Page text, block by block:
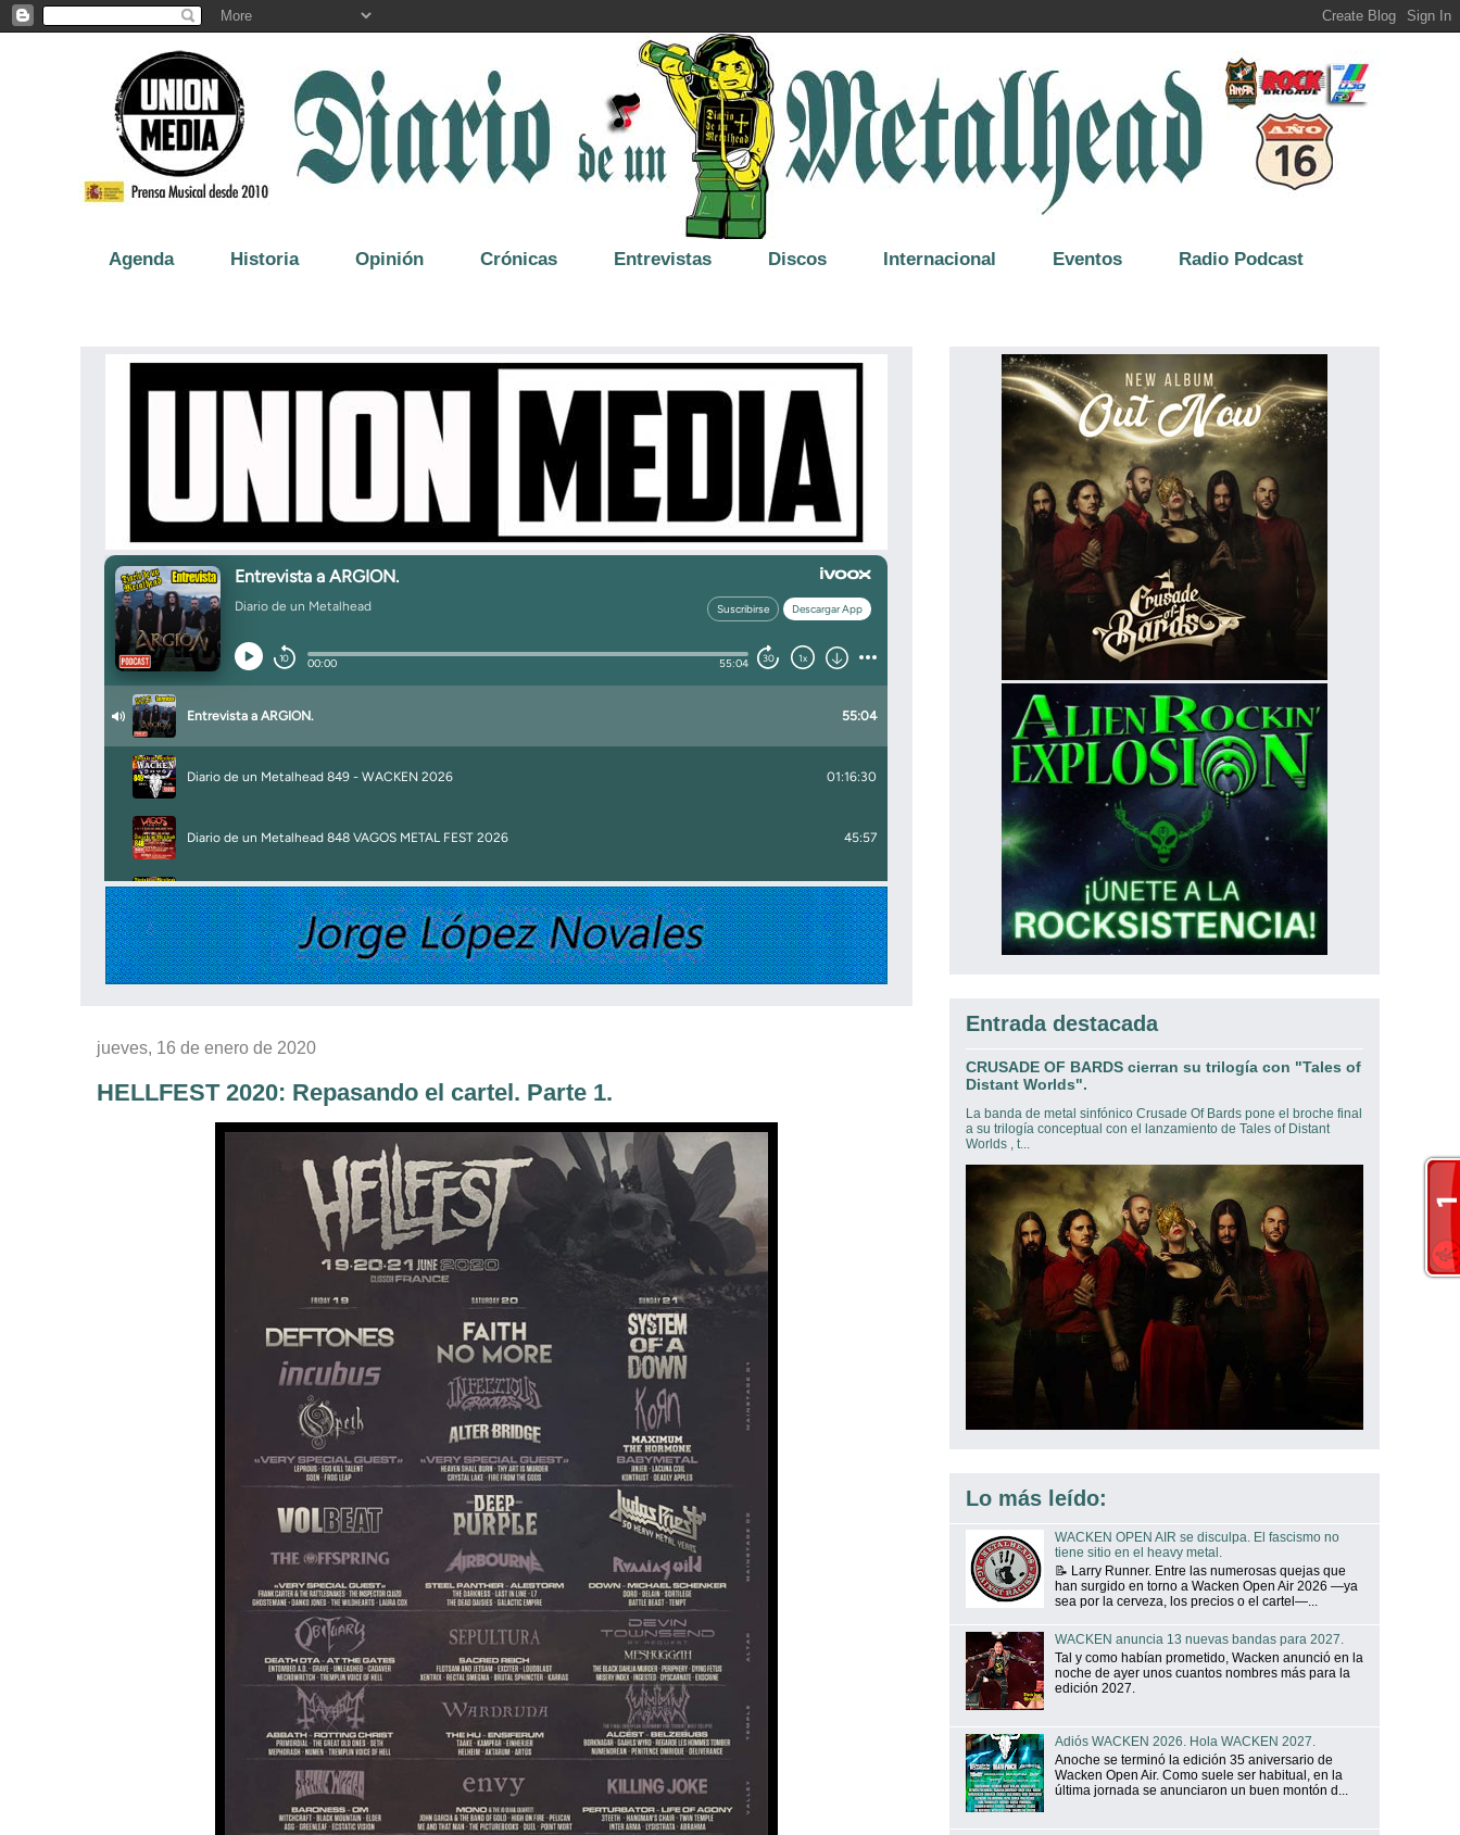
Agenda Historia Opinión Crónicas Entrevistas Discos Internacional Eventos Radio Podcast
jueves, 16 de enero de 2020
HELLFEST 2020: Repasando el cartel. Parte 1.
Entrada destacada
CRUSADE OF BARDS cierran su trilogía con "Tales of
Distant Worlds".
La banda de metal sinfónico Crusade Of Bards pone el broche final
a su trilogía conceptual con el lanzamiento de Tales of Distant
Worlds , t...
Lo más leído:
WACKEN OPEN AIR se disculpa. El fascismo no
tiene sitio en el heavy metal.
📝 Larry Runner. Entre las numerosas quejas que
han surgido en torno a Wacken Open Air 2026 —ya
sea por la cerveza, los precios o el cartel—...
WACKEN anuncia 13 nuevas bandas para 2027.
Tal y como habían prometido, Wacken anunció en la
noche de ayer unos cuantos nombres más para la
edición 2027.
Adiós WACKEN 2026. Hola WACKEN 2027.
Anoche se terminó la edición 35 aniversario de
Wacken Open Air. Como suele ser habitual, en la
última jornada se anunciaron un buen montón d...